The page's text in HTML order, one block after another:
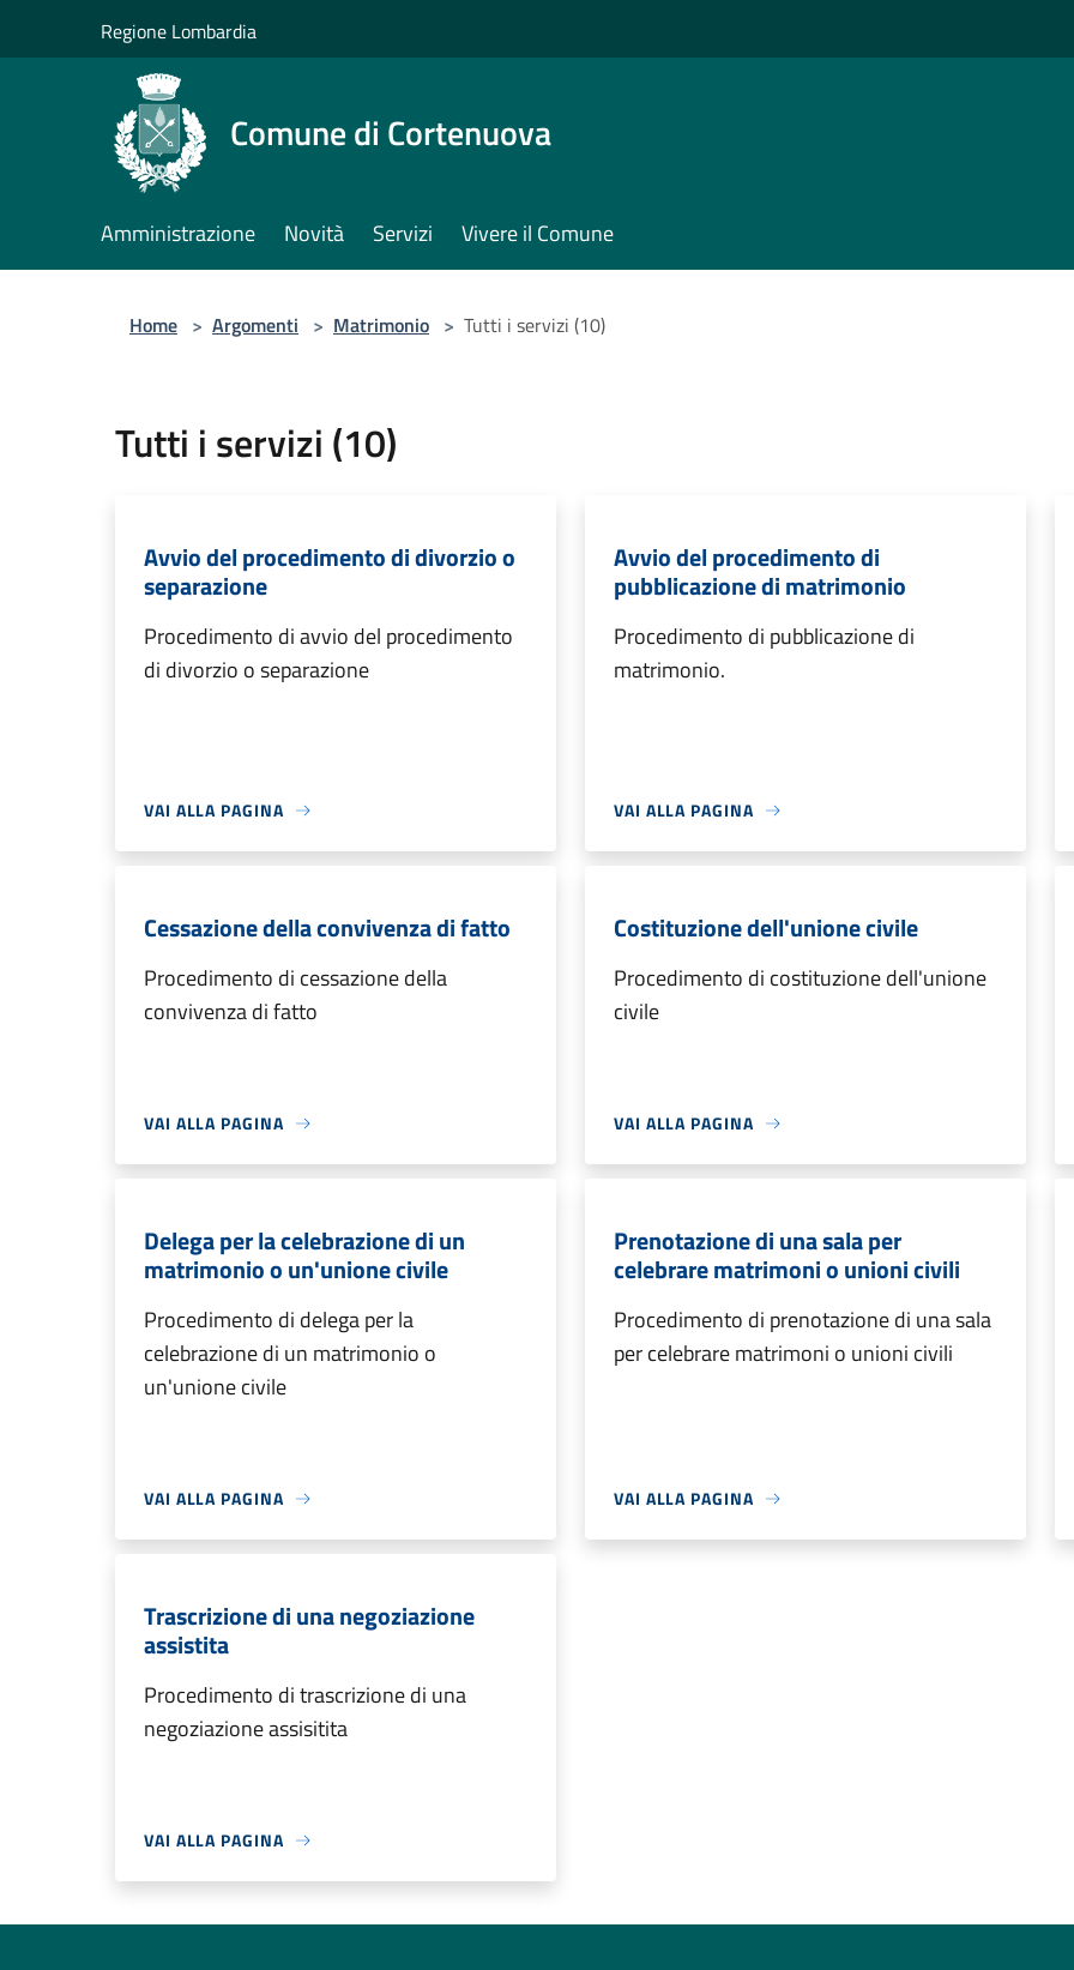
Regione Lombardia
Comune di Cortenuova
Amministrazione Novità Servizi Vivere il Comune
Home > Argomenti > Matrimonio > Tutti i servizi (10)
Tutti i servizi (10)
Avvio del procedimento di divorzio o
separazione
Procedimento di avvio del procedimento
di divorzio o separazione
VAI ALLA PAGINA
Avvio del procedimento di
pubblicazione di matrimonio
Procedimento di pubblicazione di
matrimonio.
VAI ALLA PAGINA
Cessazione della convivenza di fatto
Procedimento di cessazione della
convivenza di fatto
VAI ALLA PAGINA
Costituzione dell'unione civile
Procedimento di costituzione dell'unione
civile
VAI ALLA PAGINA
Delega per la celebrazione di un
matrimonio o un'unione civile
Procedimento di delega per la
celebrazione di un matrimonio o
un'unione civile
VAI ALLA PAGINA
Prenotazione di una sala per
celebrare matrimoni o unioni civili
Procedimento di prenotazione di una sala
per celebrare matrimoni o unioni civili
VAI ALLA PAGINA
Trascrizione di una negoziazione
assistita
Procedimento di trascrizione di una
negoziazione assisitita
VAI ALLA PAGINA